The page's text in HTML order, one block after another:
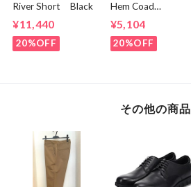
River Short Black
¥11,440
20%OFF
Hem Coad
Embroidery T-
shirts White /
Green
¥5,104
20%OFF
その他の商品